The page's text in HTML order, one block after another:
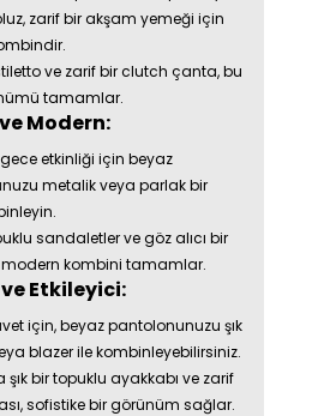
zarif bir akşam yemeği için
ve zarif bir clutch çanta, bu
tamamlar.
ve Modern:
etkinliği için beyaz
metalik veya parlak bir
sandaletler ve göz alıcı bir
kombini tamamlar.
Etkileyici:
için, beyaz pantolonunuzu şık
blazer ile kombinleyebilirsiniz.
bir topuklu ayakkabı ve zarif
sofistike bir görünüm sağlar.